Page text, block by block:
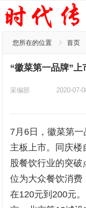
您所在的位置 首页
“徽菜第一品牌”
采编部 2020-07-
7月6日，徽菜第
主板上市。同庆
股餐饮行业的突
位为大众餐饮消费
在120元到200元